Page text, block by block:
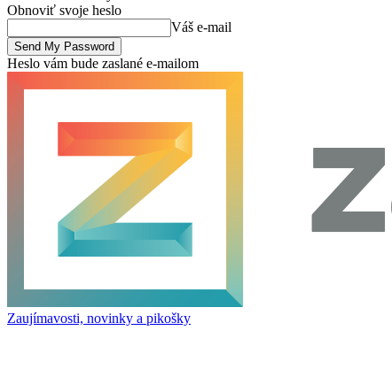
Obnoviť svoje heslo
Váš e-mail
Heslo vám bude zaslané e-mailom
Zaujímavosti, novinky a pikošky